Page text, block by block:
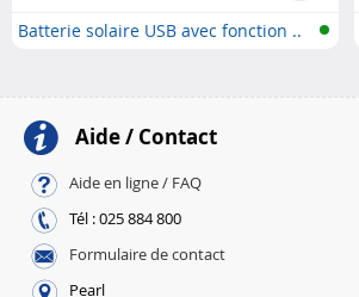
Batterie solaire USB avec fonction ..
Aide / Contact
Aide en ligne / FAQ
Tél : 025 884 800
Formulaire de contact
Pearl